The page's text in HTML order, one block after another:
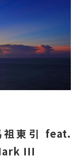
東引 feat.
III